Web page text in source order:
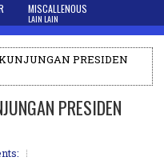
MISCALLENOUS
LAIN LAIN
PRESIDEN
PRESIDEN